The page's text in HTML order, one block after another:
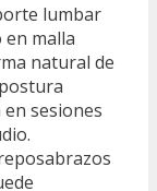
lumbar
en malla
natural de
sesiones